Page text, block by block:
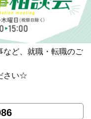
など、就職・転職のご
さい☆